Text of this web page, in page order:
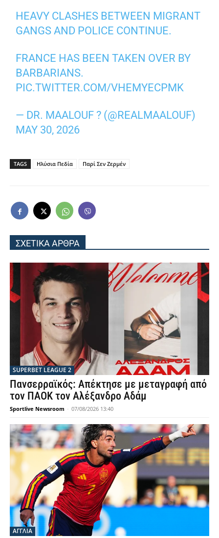
HEAVY CLASHES BETWEEN MIGRANT
GANGS AND POLICE CONTINUE.
FRANCE HAS BEEN TAKEN OVER BY
BARBARIANS.
PIC.TWITTER.COM/VHEMYECPMK
— DR. MAALOUF ? (@REALMAALOUF)
MAY 30, 2026
TAGS Ηλύσια Πεδία Παρί Σεν Ζερμέν
ΣΧΕΤΙΚΑ ΑΡΘΡΑ
SUPERBET LEAGUE 2
Πανσερραϊκός: Απέκτησε με μεταγραφή από
τον ΠΑΟΚ τον Αλέξανδρο Αδάμ
Sportlive Newsroom - 07/08/2026 13:40
ΑΓΓΛΙΑ